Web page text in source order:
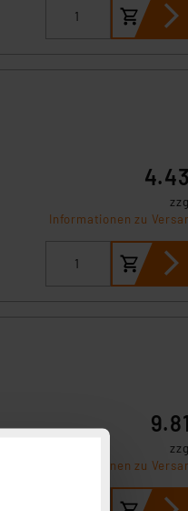
Informationen zu
Informationen zu